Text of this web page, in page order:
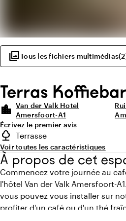
photo_libraryTous les fichiers multimédias(2
Terras
location_city Van der Valk Hotel
Amersfoort-A1
Écrivez le premier avis
Points forts
nature
Type d'espace extérieur
Terrasse
Voir toutes les caractéristiques
À propos de cet
Commencez votre journée au
l'hôtel Van der Valk Amersfoort-
vous pouvez vous installer sur
profiter d'un café ou d'un thé